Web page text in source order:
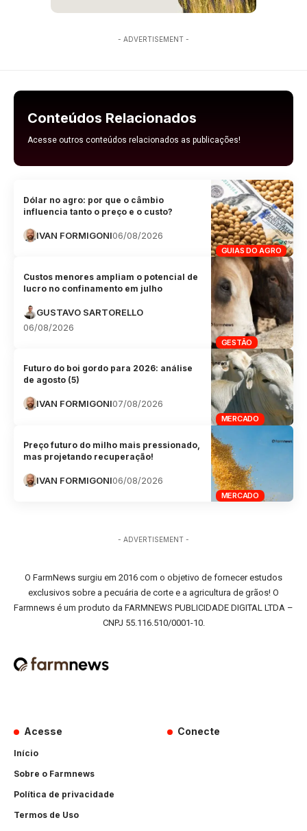
- ADVERTISEMENT -
Conteúdos Relacionados
Acesse outros conteúdos relacionados as publicações!
GUIAS DO AGRO
Dólar no agro: por que o câmbio
influencia tanto o preço e o custo?
IVAN FORMIGONI06/08/2026
GESTÃO
Custos menores ampliam o potencial de
lucro no confinamento em julho
GUSTAVO SARTORELLO
06/08/2026
MERCADO
Futuro do boi gordo para 2026: análise
de agosto (5)
IVAN FORMIGONI07/08/2026
MERCADO
Preço futuro do milho mais pressionado,
mas projetando recuperação!
IVAN FORMIGONI06/08/2026
- ADVERTISEMENT -
O FarmNews surgiu em 2016 com o objetivo de fornecer estudos
exclusivos sobre a pecuária de corte e a agricultura de grãos! O
Farmnews é um produto da FARMNEWS PUBLICIDADE DIGITAL LTDA –
CNPJ 55.116.510/0001-10.
Acesse
Início
Sobre o Farmnews
Política de privacidade
Termos de Uso
Conecte